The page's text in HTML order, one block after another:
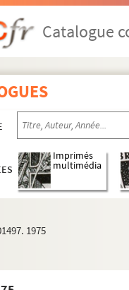
Catalogue
Imprimés
multimédia
1975